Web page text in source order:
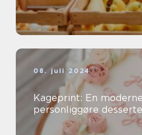
08. juli 2024
Kageprint: En
personliggøre